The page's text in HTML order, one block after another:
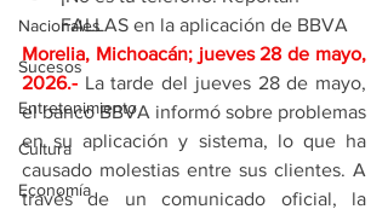
Nacionales
Sucesos
Entretenimiento
Cultura
Economía
FALLAS en la aplicación de BBVA
Morelia, Michoacán; jueves 28 de mayo,
2026.- La tarde del jueves 28 de mayo,
el banco BBVA informó sobre problemas
en su aplicación y sistema, lo que ha
causado molestias entre sus clientes. A
través de un comunicado oficial, la